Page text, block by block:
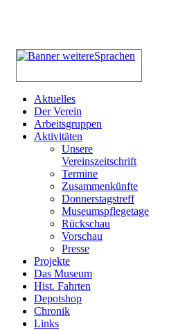
Aktuelles
Der Verein
Arbeitsgruppen
Aktivitäten
Unsere
Vereinszeitschrift
Termine
Zusammenkünfte
Donnerstagstreff
Museumspflegetage
Rückschau
Vorschau
Presse
Projekte
Das Museum
Hist. Fahrten
Depotshop
Chronik
Links